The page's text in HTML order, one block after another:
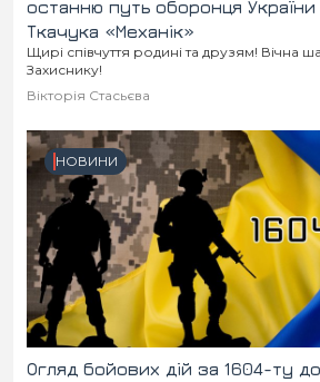
останню путь оборонця
Ткачука «Механік»
Щирі співчуття родині та друзям! Вічна
Захиснику!
Вікторія Стасьєва
НОВИНИ
Огляд бойових дій за 1604-ту